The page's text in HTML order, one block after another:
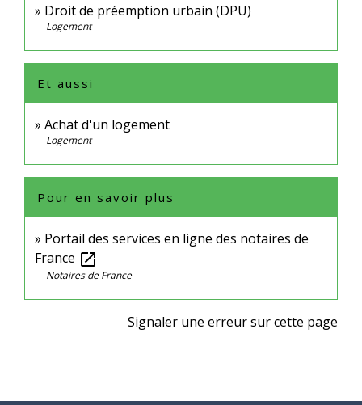
Droit de préemption urbain (DPU)
Logement
Et aussi
Achat d'un logement
Logement
Pour en savoir plus
Portail des services en ligne des notaires de
France open_in_new
Notaires de France
Signaler une erreur sur cette page